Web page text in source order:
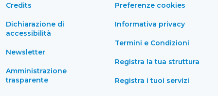
Credits
Dichiarazione di
accessibilità
Newsletter
Amministrazione
trasparente
Preferenze cookies
Informativa privacy
Termini e Condizioni
Registra la tua struttura
Registra i tuoi servizi